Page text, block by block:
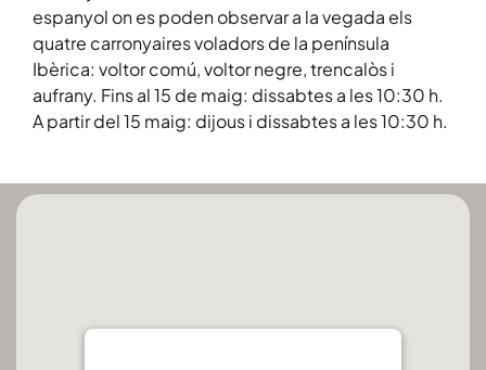
espanyol on es poden observar a la vegada els
quatre carronyaires voladors de la península
Ibèrica: voltor comú, voltor negre, trencalòs i
aufrany. Fins al 15 de maig: dissabtes a les 10:30 h.
A partir del 15 maig: dijous i dissabtes a les 10:30 h.